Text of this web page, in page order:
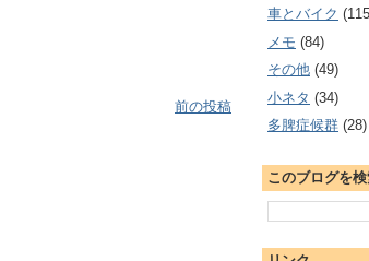
前の投稿
車とバイク
メモ (84)
その他 (49)
小ネタ (34)
多脾症候群 (28)
このブログを